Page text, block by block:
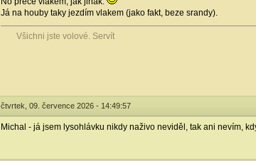
Já na houby taky jezdím vlakem (jako fakt, beze srandy).
Všichni jste volové. Servít
čtvrtek, 09. července 2026 - 14:49:57
Michal - já jsem lysohlávku nikdy naživo neviděl, tak ani nevím,